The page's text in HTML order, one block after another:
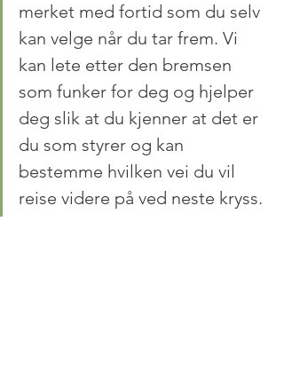
merket med fortid som du selv
kan velge når du tar frem. Vi
kan lete etter den bremsen
som funker for deg og hjelper
deg slik at du kjenner at det er
du som styrer og kan
bestemme hvilken vei du vil
reise videre på ved neste kryss.